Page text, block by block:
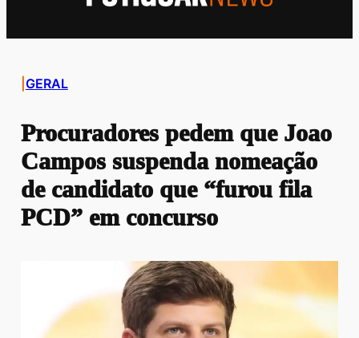
GERAL
Procuradores pedem que Joao
Campos suspenda nomeação
de candidato que “furou fila
PCD” em concurso